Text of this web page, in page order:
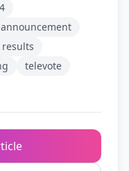
televote